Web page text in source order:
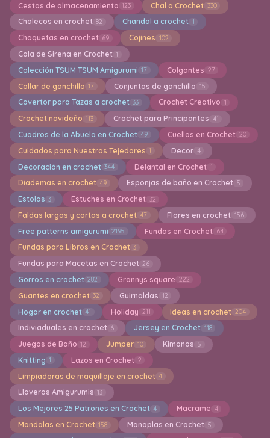
Cestas de almacenamiento 123 Chal a Crochet 330
Chalecos en crochet 82 Chandal a crochet 1
Chaquetas en crochet 69 Cojines 102
Cola de Sirena en Crochet 1
Colección TSUM TSUM Amigurumi 17 Colgantes 27
Collar de ganchillo 17 Conjuntos de ganchillo 15
Covertor para Tazas a crochet 33 Crochet Creativo 1
Crochet navideño 113 Crochet para Principantes 41
Cuadros de la Abuela en Crochet 49 Cuellos en Crochet 20
Cuidados para Nuestros Tejedores 1 Decor 4
Decoración en crochet 344 Delantal en Crochet 1
Diademas en crochet 49 Esponjas de baño en Crochet 5
Estolas 3 Estuches en Crochet 32
Faldas largas y cortas a crochet 47 Flores en crochet 156
Free patterns amigurumi 2195 Fundas en Crochet 64
Fundas para Libros en Crochet 3
Fundas para Macetas en Crochet 26
Gorros en crochet 282 Grannys square 222
Guantes en crochet 32 Guirnaldas 12
Hogar en crochet 41 Holiday 211 Ideas en crochet 204
Indiviaduales en crochet 6 Jersey en Crochet 118
Juegos de Baño 12 Jumper 10 Kimonos 5
Knitting 1 Lazos en Crochet 2
Limpiadoras de maquillaje en crochet 4
Llaveros Amigurumis 13
Los Mejores 25 Patrones en Crochet 4 Macrame 4
Mandalas en Crochet 158 Manoplas en Crochet 5